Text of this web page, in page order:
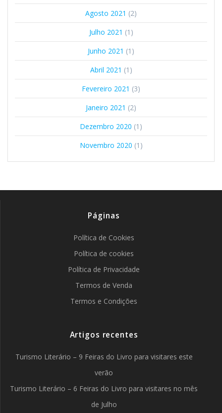
Agosto 2021 (2)
Julho 2021 (1)
Junho 2021 (1)
Abril 2021 (1)
Fevereiro 2021 (3)
Janeiro 2021 (2)
Dezembro 2020 (1)
Novembro 2020 (1)
Páginas
Política de Cookies
Política de cookies
Política de Privacidade
Termos de Venda
Termos e Condições
Artigos recentes
Turismo Literário – 9 Feiras do Livro para visitares este
verão
Turismo Literário – 6 Feiras do Livro para visitares no mês
de Julho